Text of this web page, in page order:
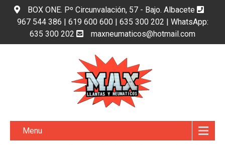
BOX ONE. Pº Circunvalación, 57 - Bajo. Albacete
967 544 386 | 619 600 600 | 635 300 202 | WhatsApp:
635 300 202
maxneumaticos@hotmail.com
Menu